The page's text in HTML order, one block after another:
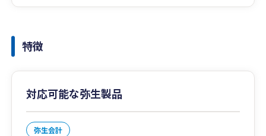
特徴
対応可能な弥生製品
弥生会計